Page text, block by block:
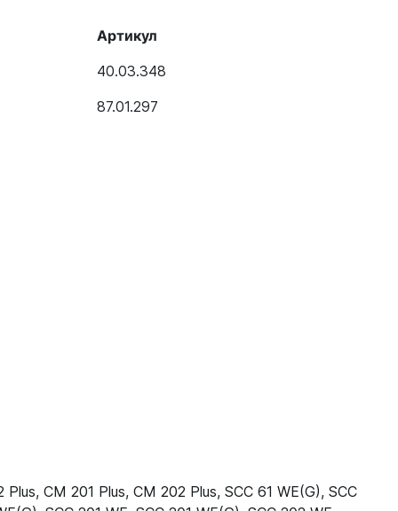
Артикул
40.03.348
87.01.297
Plus, CM 201 Plus, CM 202 Plus, SCC 61 WE(G), SCC